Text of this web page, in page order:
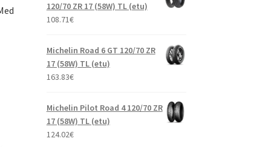
120/70 ZR 17 (58W) TL (etu)
108.71€
Michelin Road 6 GT 120/70 ZR
17 (58W) TL (etu)
163.83€
Michelin Pilot Road 4 120/70 ZR
17 (58W) TL (etu)
124.02€